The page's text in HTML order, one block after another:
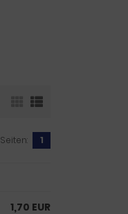
Seiten: 1
1,70 EUR